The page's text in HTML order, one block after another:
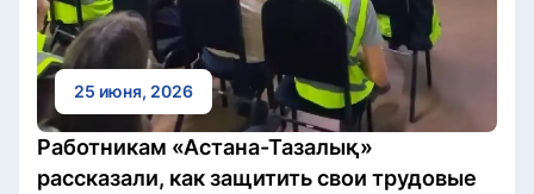
25 июня, 2026
Работникам «Астана-Тазалық»
рассказали, как защитить свои трудовые